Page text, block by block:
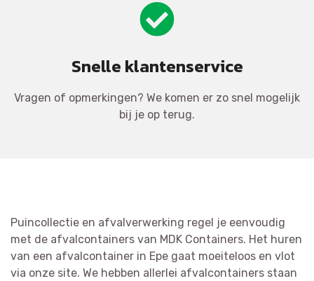
Snelle klantenservice
Vragen of opmerkingen? We komen er zo snel mogelijk
bij je op terug.
Puincollectie en afvalverwerking regel je eenvoudig
met de afvalcontainers van MDK Containers. Het huren
van een afvalcontainer in Epe gaat moeiteloos en vlot
via onze site. We hebben allerlei afvalcontainers staan